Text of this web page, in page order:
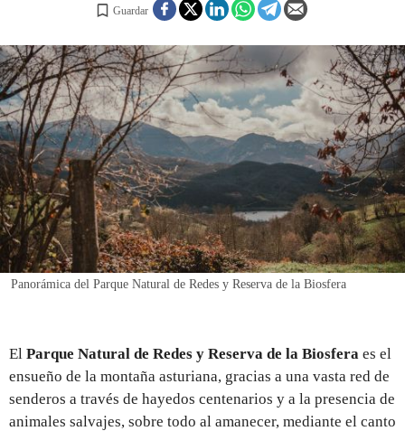
REGISTRO
INICIAR SESIÓN
Guardar
Panorámica del Parque Natural de Redes y Reserva de la Biosfera
El Parque Natural de Redes y Reserva de la Biosfera es el
ensueño de la montaña asturiana, gracias a una vasta red de
senderos a través de hayedos centenarios y a la presencia de
animales salvajes, sobre todo al amanecer, mediante el canto